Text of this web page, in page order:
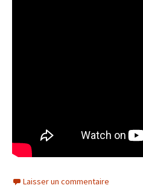
Laisser un commentaire